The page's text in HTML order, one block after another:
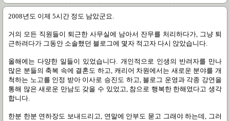
2008년도 이제 5시간 정도 남았군요.
거의 모든 직원들이 퇴근한 사무실에 남아서 잔무를 처리하다가, 그냥 퇴
근하려다가 그동안 소솔했던 블로그에 몇자 적고자 다시 앉았습니다.
올해에는 다양한 일들이 있었습니다. 개인적으로 인생의 반려자를 만나
많은 분들의 축복 속에 결혼도 하고, 캐리어 차원에서는 새로운 분야를 개
척하는 노고를 인정 받아 이사로 승진도 하고, 블로그 운영과 각종 강연을
통해 많은 새로운 만남도 갖을 수 있었고, 참으로 행복한 한해였다고 생각
합니다.
한분 한분 연하장도 보내드리고, 연말에 안부도 묻고 그래야 하는데, 그러